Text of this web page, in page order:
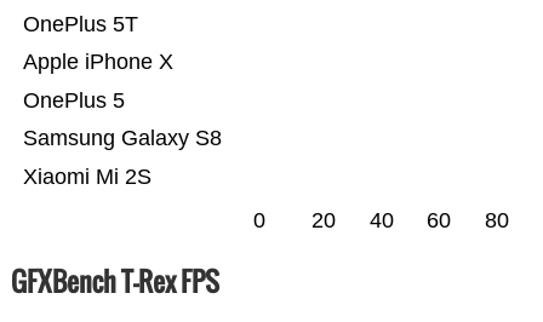
Xiaomi Mi 2S
Samsung Galaxy S8
OnePlus 5
Apple iPhone X
OnePlus 5T
0 20 40 60 80
GFXBench T-Rex FPS